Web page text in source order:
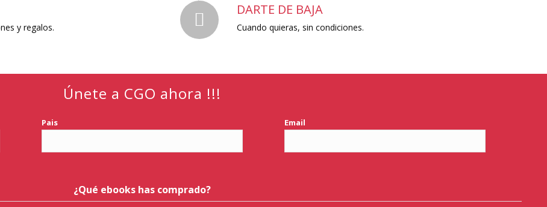
y regalos.
DARTE DE BAJA
Cuando quieras, sin condiciones.
Únete a CGO ahora !!!
Pais Email
¿Qué ebooks has comprado?